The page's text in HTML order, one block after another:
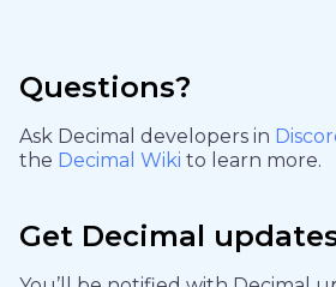
Questions?
Ask Decimal developers in
the Decimal Wiki to learn more.
Get Decimal